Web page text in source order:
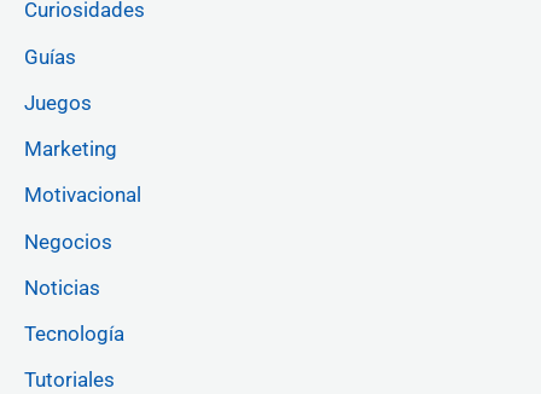
Curiosidades
Guías
Juegos
Marketing
Motivacional
Negocios
Noticias
Tecnología
Tutoriales